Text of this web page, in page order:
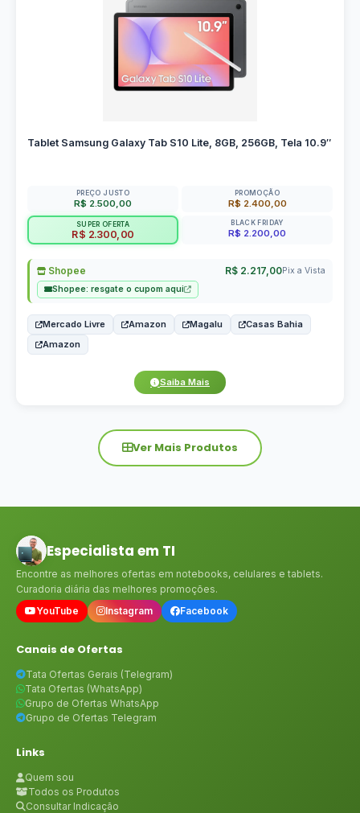
Tablet Samsung Galaxy Tab S10 Lite, 8GB, 256GB, Tela 10.9″
PREÇO JUSTO
R$ 2.500,00
PROMOÇÃO
R$ 2.400,00
SUPER OFERTA
R$ 2.300,00
BLACK FRIDAY
R$ 2.200,00
Shopee R$ 2.217,00Pix a Vista
Shopee: resgate o cupom aqui
Mercado Livre Amazon Magalu
Casas Bahia
Amazon
Saiba Mais
Ver Mais Produtos
Especialista em TI
Encontre as melhores ofertas em notebooks, celulares e tablets.
Curadoria diária das melhores promoções.
YouTube
Instagram Facebook
Canais de Ofertas
Tata Ofertas Gerais (Telegram)
Tata Ofertas (WhatsApp)
Grupo de Ofertas WhatsApp
Grupo de Ofertas Telegram
Links
Quem sou
Todos os Produtos
Consultar Indicação